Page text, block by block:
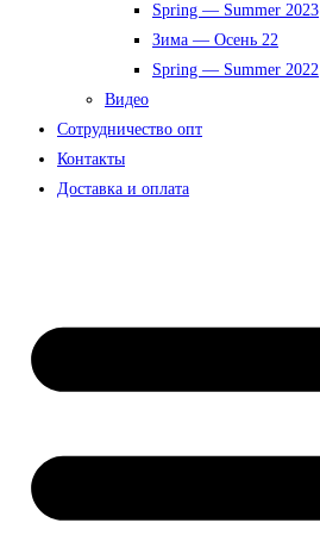
Spring — Summer 2023
Зима — Осень 22
Spring — Summer 2022
Видео
Сотрудничество опт
Контакты
Доставка и оплата